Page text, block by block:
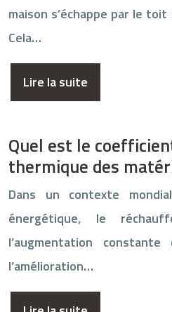
maison s’échappe par le
Cela…
Lire la suite
Quel est le
thermique des
Dans un contexte
énergétique, le
l’augmentation
l’amélioration…